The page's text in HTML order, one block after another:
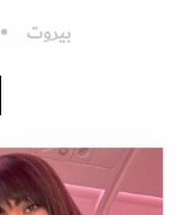
بيروت